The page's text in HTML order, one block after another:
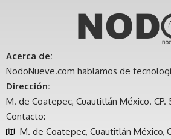
Acerca de:
NodoNueve.com hablamos de
Dirección:
M. de Coatepec, Cuautitlán México. CP.
Contacto:
M. de Coatepec, Cuautitlán México,